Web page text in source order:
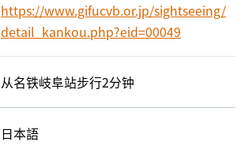
https://www.gifucvb.or.jp/sightseeing/
detail_kankou.php?eid=00049
从名铁岐阜站步行2分钟
日本語